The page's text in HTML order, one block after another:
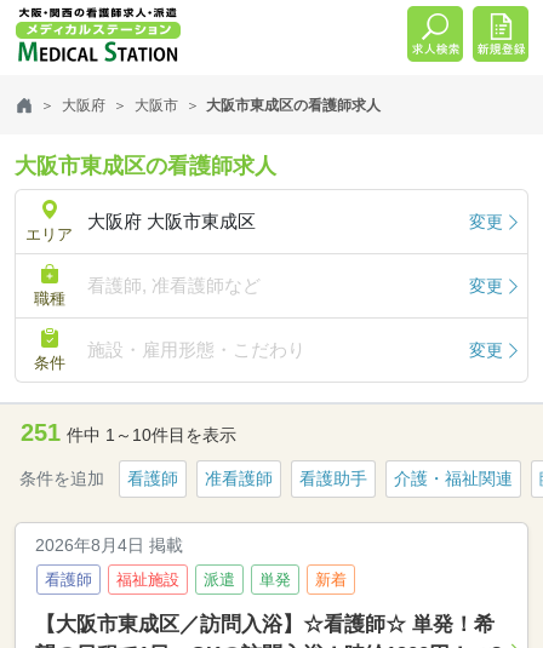
大阪府 大阪市 大阪市東成区の看護師求人
大阪市東成区の看護師求人
エリア
大阪府 大阪市東成区 変更
職種
看護師, 准看護師など 変更
条件
施設・雇用形態・こだわり 変更
251 件中 1～10件目を表示
条件を追加 看護師 准看護師 看護助手 介護・福祉関連
2026年8月4日 掲載
看護師 福祉施設 派遣 単発 新着
【大阪市東成区／訪問入浴】☆看護師☆ 単発！希